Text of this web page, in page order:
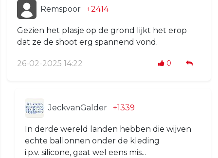
Remspoor +2414
Gezien het plasje op de grond lijkt het erop
dat ze de shoot erg spannend vond.
26-02-2025 14:22 0
JeckvanGalder +1339
In derde wereld landen hebben die wijven
echte ballonnen onder de kleding
i.p.v. silicone, gaat wel eens mis...